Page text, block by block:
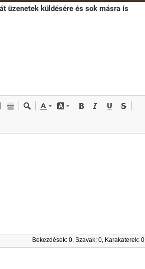
üzenetek küldésére és sok másra is
Bekezdések: 0, Szavak: 0, Karakaterek: 0